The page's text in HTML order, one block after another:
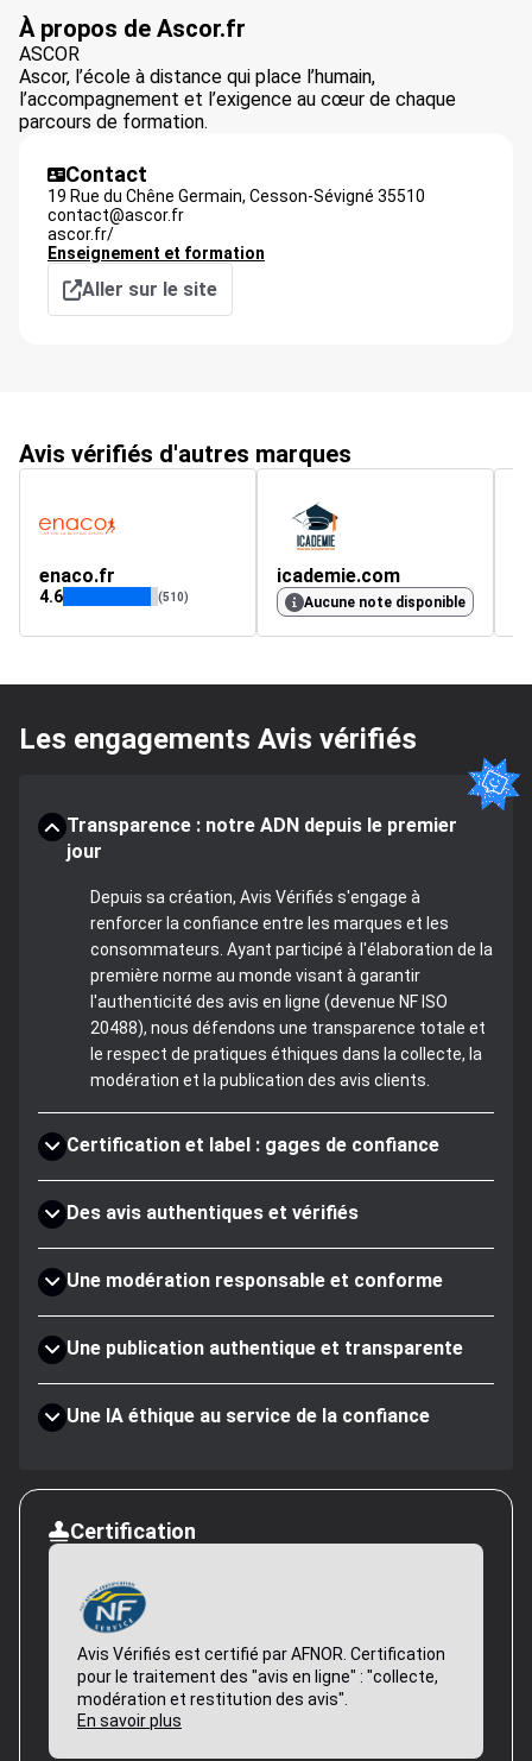
À propos de Ascor.fr
ASCOR
Ascor, l’école à distance qui place l’humain,
l’accompagnement et l’exigence au cœur de chaque
parcours de formation.
Contact
19 Rue du Chêne Germain, Cesson-Sévigné 35510
contact@ascor.fr
ascor.fr/
Enseignement et formation
Aller sur le site
Avis vérifiés d'autres marques
enaco.fr
4.6 (510)
icademie.com
Aucune note disponible
Les engagements Avis vérifiés
Transparence : notre ADN depuis le premier
jour
Depuis sa création, Avis Vérifiés s'engage à
renforcer la confiance entre les marques et les
consommateurs. Ayant participé à l'élaboration de la
première norme au monde visant à garantir
l'authenticité des avis en ligne (devenue NF ISO
20488), nous défendons une transparence totale et
le respect de pratiques éthiques dans la collecte, la
modération et la publication des avis clients.
Certification et label : gages de confiance
Des avis authentiques et vérifiés
Une modération responsable et conforme
Une publication authentique et transparente
Une IA éthique au service de la confiance
Certification
Avis Vérifiés est certifié par AFNOR. Certification
pour le traitement des "avis en ligne" : "collecte,
modération et restitution des avis".
En savoir plus